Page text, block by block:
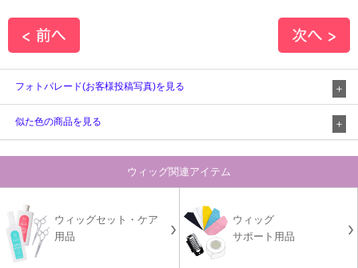
フォトパレード(お客様投稿写真)を見る
似た色の商品を見る
ウィッグ関連アイテム
ウィッグセット・ケア
用品
ウィッグ
サポート用品